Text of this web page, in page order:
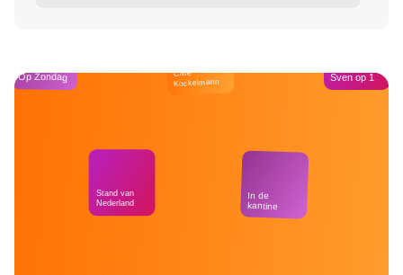
Op Zondag
Stand van
Nederland
Café
Kockelmann
In de
kantine
Sven op 1